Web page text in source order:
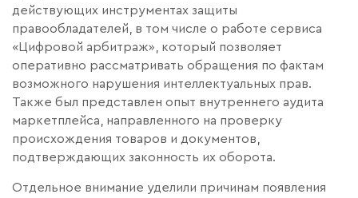
действующих инструментах защиты
правообладателей, в том числе о работе сервиса
«Цифровой арбитраж», который позволяет
оперативно рассматривать обращения по фактам
возможного нарушения интеллектуальных прав.
Также был представлен опыт внутреннего аудита
маркетплейса, направленного на проверку
происхождения товаров и документов,
подтверждающих законность их оборота.
Отдельное внимание уделили причинам появления